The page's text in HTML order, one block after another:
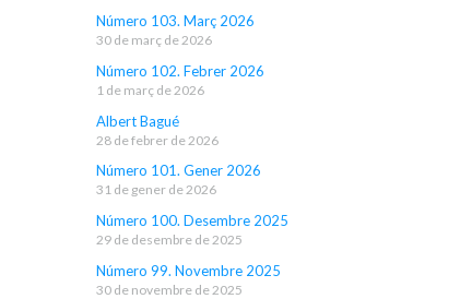
Número 103. Març 2026
30 de març de 2026
Número 102. Febrer 2026
1 de març de 2026
Albert Bagué
28 de febrer de 2026
Número 101. Gener 2026
31 de gener de 2026
Número 100. Desembre 2025
29 de desembre de 2025
Número 99. Novembre 2025
30 de novembre de 2025